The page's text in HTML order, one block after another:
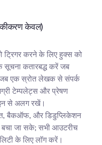
केवल)
ट्रिगर करने के लिए हुक्स को
कतारबद्ध करें जब
जब एक स्रोत लेखक से संपर्क
टेम्पलेट्स और प्रेषण
से अलग रखें।
बैकऑफ, और डिडुप्लिकेशन
बचा जा सके; सभी आउटरीच
के लिए लॉग करें।